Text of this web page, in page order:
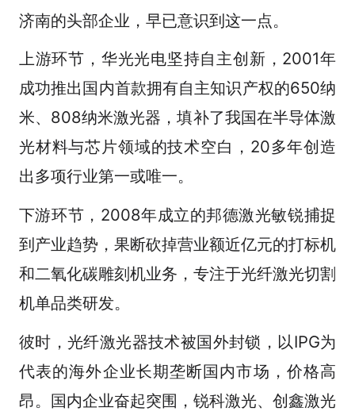
济南的头部企业，早已意识到这一点。
上游环节，华光光电坚持自主创新，2001年
成功推出国内首款拥有自主知识产权的650纳
米、808纳米激光器，填补了我国在半导体激
光材料与芯片领域的技术空白，20多年创造
出多项行业第一或唯一。
下游环节，2008年成立的邦德激光敏锐捕捉
到产业趋势，果断砍掉营业额近亿元的打标机
和二氧化碳雕刻机业务，专注于光纤激光切割
机单品类研发。
彼时，光纤激光器技术被国外封锁，以IPG为
代表的海外企业长期垄断国内市场，价格高
昂。国内企业奋起突围，锐科激光、创鑫激光